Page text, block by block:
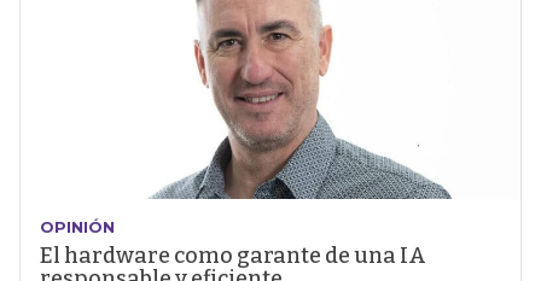
OPINIÓN
El hardware como garante de una IA